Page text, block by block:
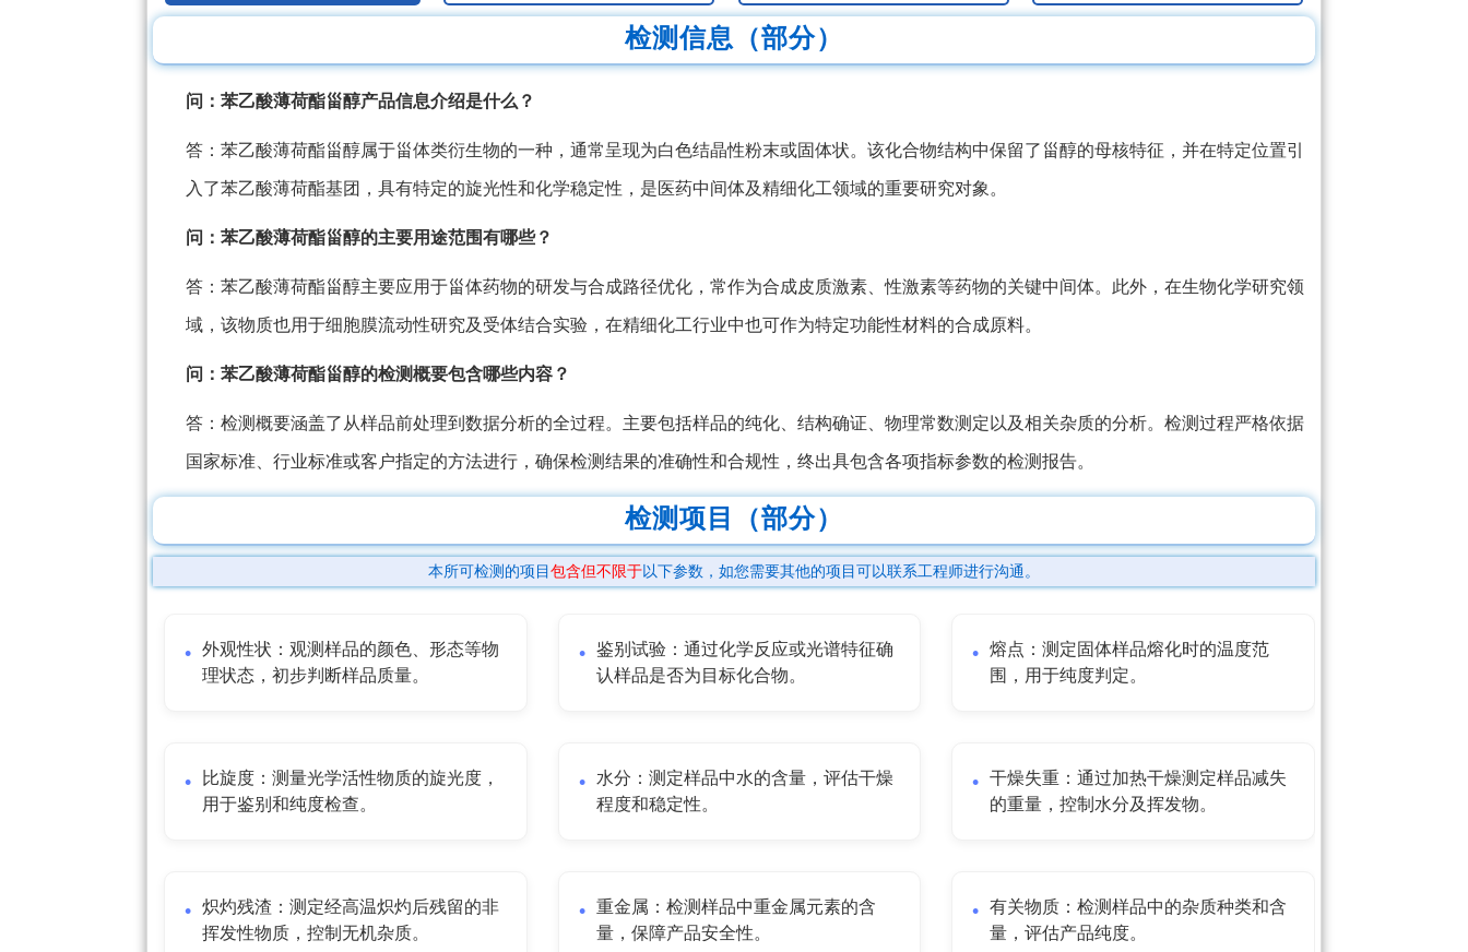
检测信息（部分）
问：苯乙酸薄荷酯甾醇产品信息介绍是什么？
答：苯乙酸薄荷酯甾醇属于甾体类衍生物的一种，通常呈现为白色结晶性粉末或固体状。该化合物结构中保留了甾醇的母核特征，并在特定位置引
入了苯乙酸薄荷酯基团，具有特定的旋光性和化学稳定性，是医药中间体及精细化工领域的重要研究对象。
问：苯乙酸薄荷酯甾醇的主要用途范围有哪些？
答：苯乙酸薄荷酯甾醇主要应用于甾体药物的研发与合成路径优化，常作为合成皮质激素、性激素等药物的关键中间体。此外，在生物化学研究领
域，该物质也用于细胞膜流动性研究及受体结合实验，在精细化工行业中也可作为特定功能性材料的合成原料。
问：苯乙酸薄荷酯甾醇的检测概要包含哪些内容？
答：检测概要涵盖了从样品前处理到数据分析的全过程。主要包括样品的纯化、结构确证、物理常数测定以及相关杂质的分析。检测过程严格依据
国家标准、行业标准或客户指定的方法进行，确保检测结果的准确性和合规性，终出具包含各项指标参数的检测报告。
检测项目（部分）
本所可检测的项目 包含但不限于以下参数，如您需要其他的项目可以联系工程师进行沟通。
外观性状：观测样品的颜色、形态等物
理状态，初步判断样品质量。
鉴别试验：通过化学反应或光谱特征确
认样品是否为目标化合物。
熔点：测定固体样品熔化时的温度范
围，用于纯度判定。
比旋度：测量光学活性物质的旋光度，
用于鉴别和纯度检查。
水分：测定样品中水的含量，评估干燥
程度和稳定性。
干燥失重：通过加热干燥测定样品减失
的重量，控制水分及挥发物。
炽灼残渣：测定经高温炽灼后残留的非
挥发性物质，控制无机杂质。
重金属：检测样品中重金属元素的含
量，保障产品安全性。
有关物质：检测样品中的杂质种类和含
量，评估产品纯度。